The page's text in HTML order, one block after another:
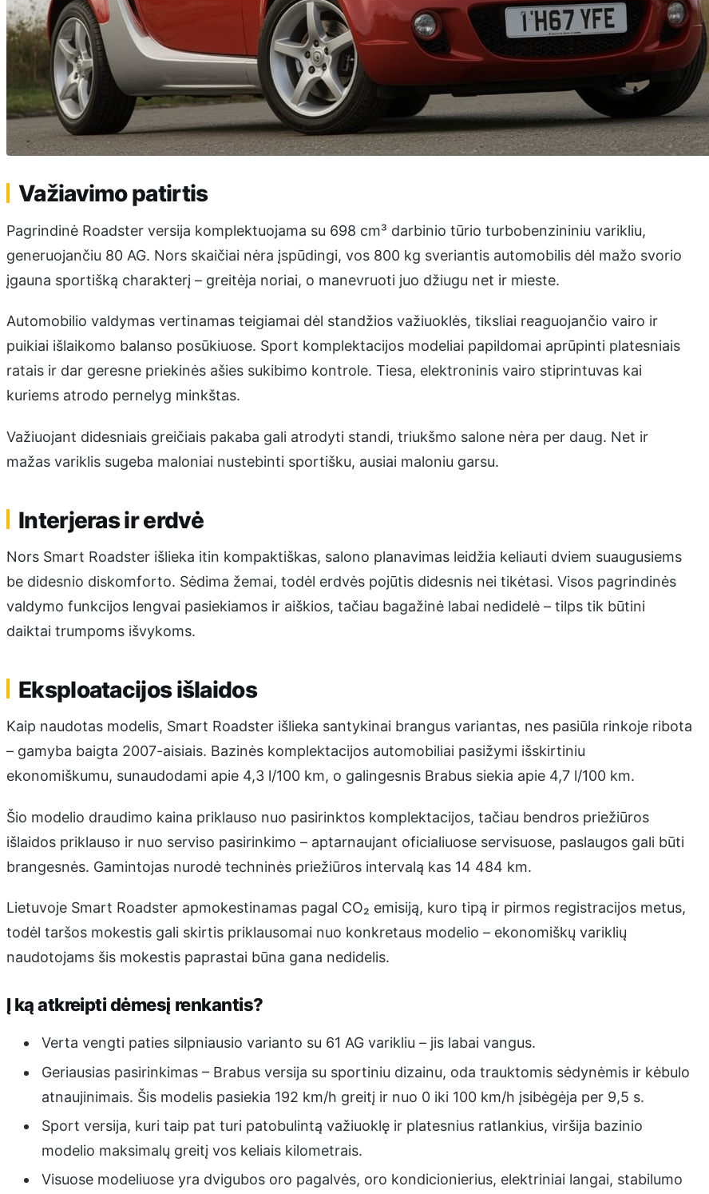
Važiavimo patirtis
Pagrindinė Roadster versija komplektuojama su 698 cm³ darbinio tūrio turbobenzininiu varikliu,
generuojančiu 80 AG. Nors skaičiai nėra įspūdingi, vos 800 kg sveriantis automobilis dėl mažo svorio
įgauna sportišką charakterį – greitėja noriai, o manevruoti juo džiugu net ir mieste.
Automobilio valdymas vertinamas teigiamai dėl standžios važiuoklės, tiksliai reaguojančio vairo ir
puikiai išlaikomo balanso posūkiuose. Sport komplektacijos modeliai papildomai aprūpinti platesniais
ratais ir dar geresne priekinės ašies sukibimo kontrole. Tiesa, elektroninis vairo stiprintuvas kai
kuriems atrodo pernelyg minkštas.
Važiuojant didesniais greičiais pakaba gali atrodyti standi, triukšmo salone nėra per daug. Net ir
mažas variklis sugeba maloniai nustebinti sportišku, ausiai maloniu garsu.
Interjeras ir erdvė
Nors Smart Roadster išlieka itin kompaktiškas, salono planavimas leidžia keliauti dviem suaugusiems
be didesnio diskomforto. Sėdima žemai, todėl erdvės pojūtis didesnis nei tikėtasi. Visos pagrindinės
valdymo funkcijos lengvai pasiekiamos ir aiškios, tačiau bagažinė labai nedidelė – tilps tik būtini
daiktai trumpoms išvykoms.
Eksploatacijos išlaidos
Kaip naudotas modelis, Smart Roadster išlieka santykinai brangus variantas, nes pasiūla rinkoje ribota
– gamyba baigta 2007-aisiais. Bazinės komplektacijos automobiliai pasižymi išskirtiniu
ekonomiškumu, sunaudodami apie 4,3 l/100 km, o galingesnis Brabus siekia apie 4,7 l/100 km.
Šio modelio draudimo kaina priklauso nuo pasirinktos komplektacijos, tačiau bendros priežiūros
išlaidos priklauso ir nuo serviso pasirinkimo – aptarnaujant oficialiuose servisuose, paslaugos gali būti
brangesnės. Gamintojas nurodė techninės priežiūros intervalą kas 14 484 km.
Lietuvoje Smart Roadster apmokestinamas pagal CO₂ emisiją, kuro tipą ir pirmos registracijos metus,
todėl taršos mokestis gali skirtis priklausomai nuo konkretaus modelio – ekonomiškų variklių
naudotojams šis mokestis paprastai būna gana nedidelis.
Į ką atkreipti dėmesį renkantis?
Verta vengti paties silpniausio varianto su 61 AG varikliu – jis labai vangus.
Geriausias pasirinkimas – Brabus versija su sportiniu dizainu, oda trauktomis sėdynėmis ir kėbulo
atnaujinimais. Šis modelis pasiekia 192 km/h greitį ir nuo 0 iki 100 km/h įsibėgėja per 9,5 s.
Sport versija, kuri taip pat turi patobulintą važiuoklę ir platesnius ratlankius, viršija bazinio
modelio maksimalų greitį vos keliais kilometrais.
Visuose modeliuose yra dvigubos oro pagalvės, oro kondicionierius, elektriniai langai, stabilumo